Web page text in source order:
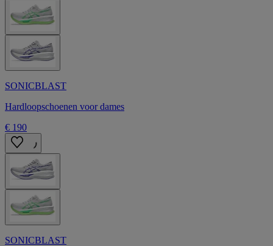
SONICBLAST
Hardloopschoenen voor dames
€ 190
SONICBLAST